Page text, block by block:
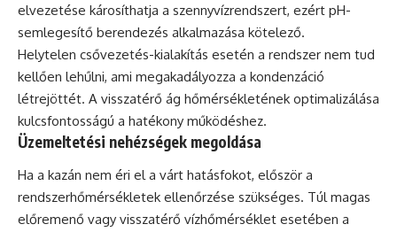
elvezetése károsíthatja a szennyvízrendszert, ezért pH-
semlegesítő berendezés alkalmazása kötelező.
Helytelen csővezetés-kialakítás esetén a rendszer nem tud
kellően lehűlni, ami megakadályozza a kondenzáció
létrejöttét. A visszatérő ág hőmérsékletének optimalizálása
kulcsfontosságú a hatékony működéshez.
Üzemeltetési nehézségek megoldása
Ha a kazán nem éri el a várt hatásfokot, először a
rendszerhőmérsékletek ellenőrzése szükséges. Túl magas
előremenő vagy visszatérő vízhőmérséklet esetében a